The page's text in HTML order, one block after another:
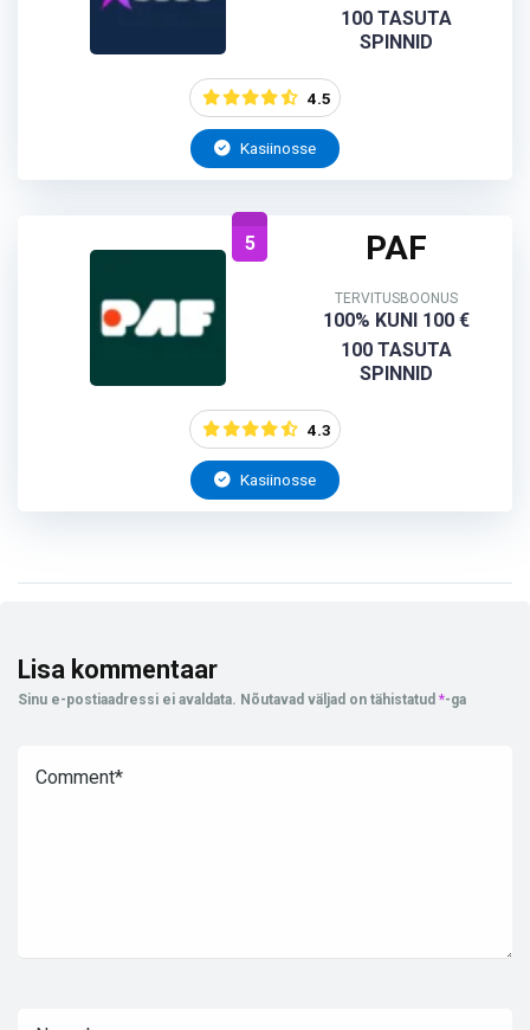
100 TASUTA
SPINNID
4.5
Kasiinosse
5 PAF
TERVITUSBOONUS
100% KUNI 100 €
100 TASUTA
SPINNID
4.3
Kasiinosse
Lisa kommentaar
Sinu e-postiaadressi ei avaldata. Nõutavad väljad on tähistatud *-ga